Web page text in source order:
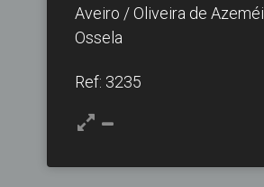
Aveiro / Oliveira de
Ossela
Ref: 3235